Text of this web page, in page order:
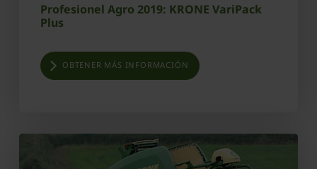
Profesionel Agro 2019: KRONE VariPack
Plus
OBTENER MÁS INFORMACIÓN